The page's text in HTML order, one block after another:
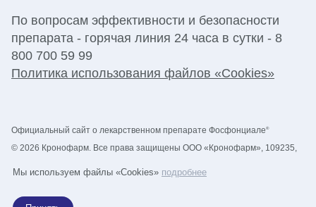
По вопросам эффективности и безопасности
препарата - горячая линия 24 часа в сутки - 8
800 700 59 99
Политика использования файлов «Cookies»
Официальный сайт о лекарственном препарате Фосфонциале®
© 2026 Кронофарм. Все права защищены ООО «Кронофарм», 109235,
№(006391)-(РГ-RU)
Мы используем файлы «Cookies» подробнее